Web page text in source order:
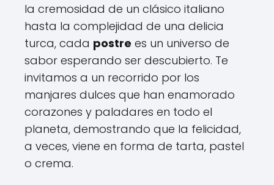
la cremosidad de un clásico italiano
hasta la complejidad de una delicia
turca, cada postre es un universo de
sabor esperando ser descubierto. Te
invitamos a un recorrido por los
manjares dulces que han enamorado
corazones y paladares en todo el
planeta, demostrando que la felicidad,
a veces, viene en forma de tarta, pastel
o crema.